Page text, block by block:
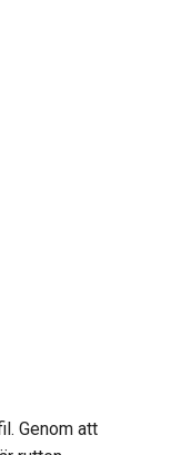
Genom att